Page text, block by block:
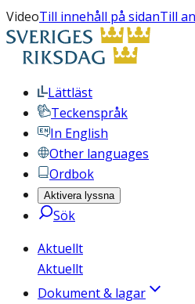
VideoTill innehåll på sidanTill
Lättläst
Teckenspråk
In English
Other languages
Ordbok
Aktivera lyssna
Sök
Aktuellt
Aktuellt
Dokument & lagar